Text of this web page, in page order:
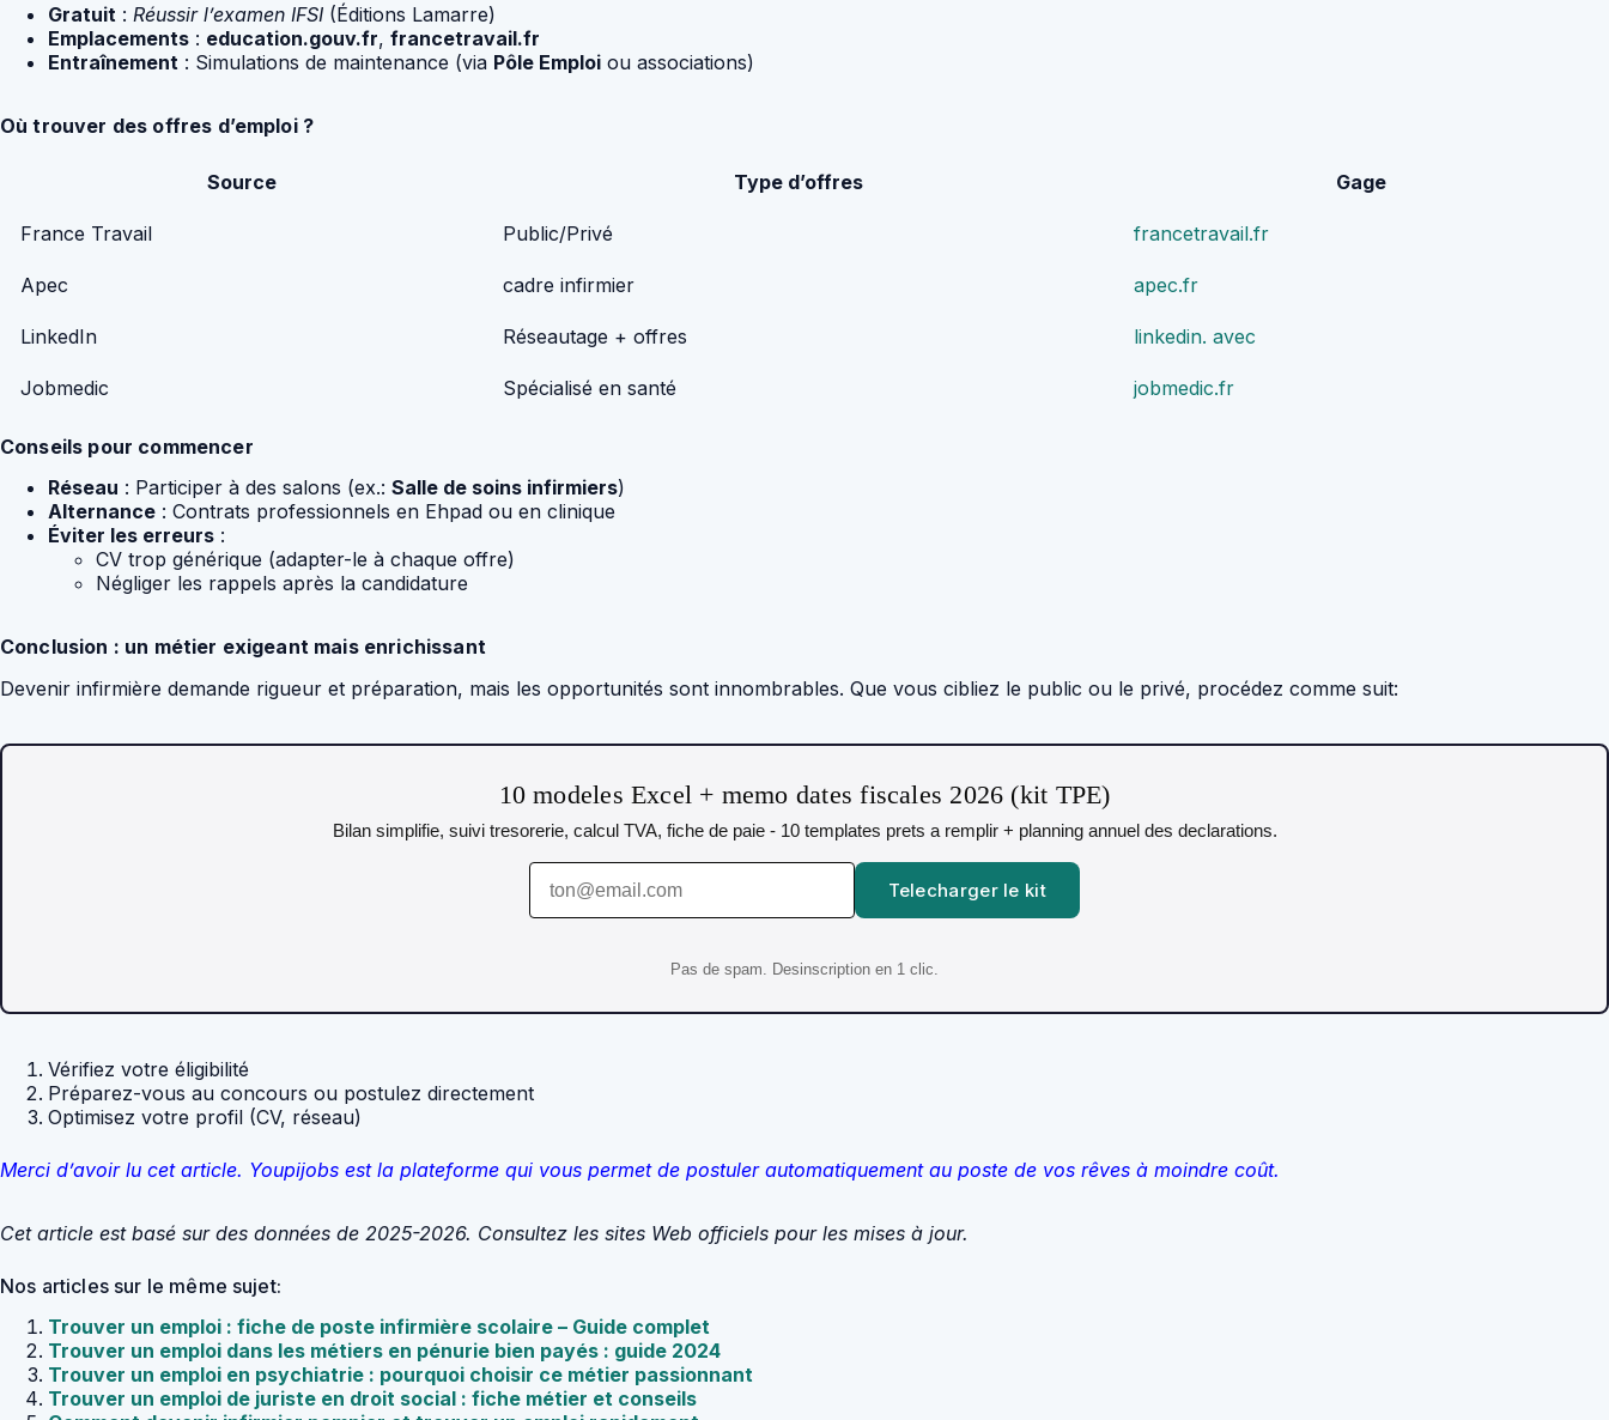
Gratuit : Réussir l’examen IFSI (Éditions Lamarre)
Emplacements : education.gouv.fr, francetravail.fr
Entraînement : Simulations de maintenance (via Pôle Emploi ou associations)
Où trouver des offres d’emploi ?
Source Type d’offres Gage
France Travail Public/Privé francetravail.fr
Apec cadre infirmier apec.fr
LinkedIn Réseautage + offres linkedin. avec
Jobmedic Spécialisé en santé jobmedic.fr
Conseils pour commencer
Réseau : Participer à des salons (ex.: Salle de soins infirmiers)
Alternance : Contrats professionnels en Ehpad ou en clinique
Éviter les erreurs :
CV trop générique (adapter-le à chaque offre)
Négliger les rappels après la candidature
Conclusion : un métier exigeant mais enrichissant
Devenir infirmière demande rigueur et préparation, mais les opportunités sont innombrables. Que vous cibliez le public ou le privé, procédez comme suit:
10 modeles Excel + memo dates fiscales 2026 (kit TPE)
Bilan simplifie, suivi tresorerie, calcul TVA, fiche de paie - 10 templates prets a remplir + planning annuel des declarations.
Telecharger le kit
Pas de spam. Desinscription en 1 clic.
Vérifiez votre éligibilité
Préparez-vous au concours ou postulez directement
Optimisez votre profil (CV, réseau)
Merci d’avoir lu cet article. Youpijobs est la plateforme qui vous permet de postuler automatiquement au poste de vos rêves à moindre coût.
Cet article est basé sur des données de 2025-2026. Consultez les sites Web officiels pour les mises à jour.
Nos articles sur le même sujet:
Trouver un emploi : fiche de poste infirmière scolaire – Guide complet
Trouver un emploi dans les métiers en pénurie bien payés : guide 2024
Trouver un emploi en psychiatrie : pourquoi choisir ce métier passionnant
Trouver un emploi de juriste en droit social : fiche métier et conseils